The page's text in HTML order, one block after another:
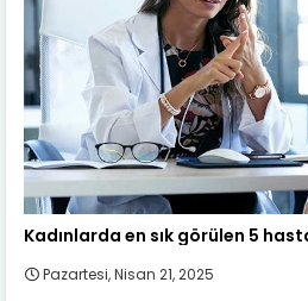
Kadın Sağlığı
Kadınlarda en sık görülen 5
Pazartesi, Nisan 21, 2025